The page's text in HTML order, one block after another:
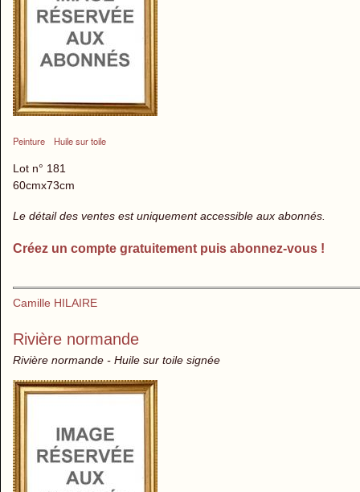
Peinture Huile sur toile
Lot n° 181
60cmx73cm
Le détail des ventes est uniquement accessible aux abonnés.
Créez un compte gratuitement puis abonnez-vous !
Camille HILAIRE
Rivière normande
Rivière normande - Huile sur toile signée